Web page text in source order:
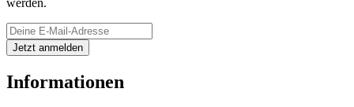
Informationen